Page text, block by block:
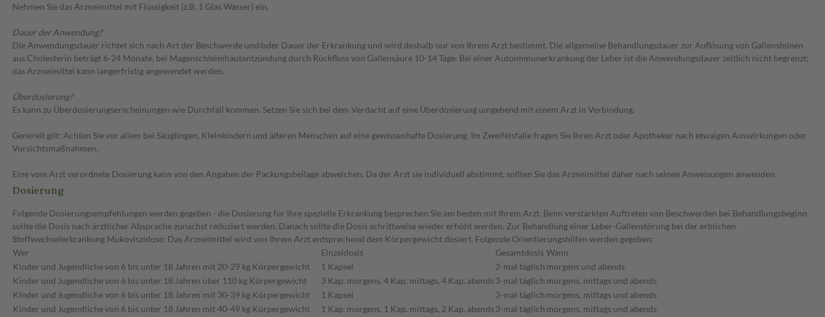
Nehmen Sie das Arzneimittel mit Flüssigkeit (z.B. 1 Glas Wasser) ein.
Dauer der Anwendung?
Die Anwendungsdauer richtet sich nach Art der Beschwerde und/oder Dauer der Erkrankung und wird deshalb nur von Ihrem Arzt bestimmt. Die allgemeine Behandlungsdauer zur Auflösung von Gallensteinen
aus Cholesterin beträgt 6-24 Monate, bei Magenschleimhautentzündung durch Rückfluss von Gallensäure 10-14 Tage. Bei einer Autoimmunerkrankung der Leber ist die Anwendungsdauer zeitlich nicht begrenzt;
das Arzneimittel kann längerfristig angewendet werden.
Überdosierung?
Es kann zu Überdosierungserscheinungen wie Durchfall kommen. Setzen Sie sich bei dem Verdacht auf eine Überdosierung umgehend mit einem Arzt in Verbindung.
Generell gilt: Achten Sie vor allem bei Säuglingen, Kleinkindern und älteren Menschen auf eine gewissenhafte Dosierung. Im Zweifelsfalle fragen Sie Ihren Arzt oder Apotheker nach etwaigen Auswirkungen oder
Vorsichtsmaßnahmen.
Eine vom Arzt verordnete Dosierung kann von den Angaben der Packungsbeilage abweichen. Da der Arzt sie individuell abstimmt, sollten Sie das Arzneimittel daher nach seinen Anweisungen anwenden.
Dosierung
Folgende Dosierungsempfehlungen werden gegeben - die Dosierung für Ihre spezielle Erkrankung besprechen Sie am besten mit Ihrem Arzt. Beim verstärkten Auftreten von Beschwerden bei Behandlungsbeginn
sollte die Dosis nach ärztlicher Absprache zunächst reduziert werden. Danach sollte die Dosis schrittweise wieder erhöht werden. Zur Behandlung einer Leber-Gallenstörung bei der erblichen
Stoffwechselerkrankung Mukoviszidose: Das Arzneimittel wird von Ihrem Arzt entsprechend dem Körpergewicht dosiert. Folgende Orientierungshilfen werden gegeben:
Wer
Einzeldosis Gesamtdosis Wann
Kinder und Jugendliche von 6 bis unter 18 Jahren mit 20-29 kg Körpergewicht
1 Kapsel 2-mal täglich morgens und abends
Kinder und Jugendliche von 6 bis unter 18 Jahren über 110 kg Körpergewicht
3 Kap. morgens, 4 Kap. mittags, 4 Kap. abends 3-mal täglich morgens, mittags und abends
Kinder und Jugendliche von 6 bis unter 18 Jahren mit 30-39 kg Körpergewicht
1 Kapsel 3-mal täglich morgens, mittags und abends
Kinder und Jugendliche von 6 bis unter 18 Jahren mit 40-49 kg Körpergewicht
1 Kap. morgens, 1 Kap. mittags, 2 Kap. abends 3-mal täglich morgens, mittags und abends